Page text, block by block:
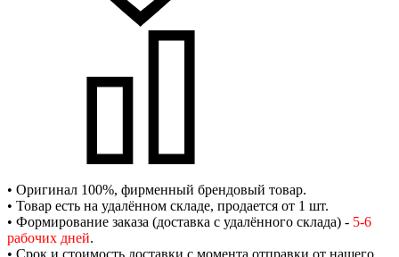
• Оригинал 100%, фирменный брендовый товар.
• Товар есть на удалённом складе, продается от 1 шт.
• Формирование заказа (доставка с удалённого склада) - 5-6
рабочих дней.
• Срок и стоимость доставки с момента отправки от нашего